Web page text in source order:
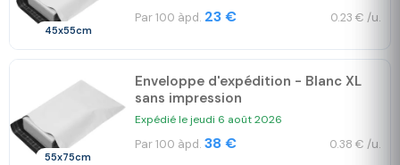
45x55cm
Par 100 àpd. 23 € 0.23 € /u.
55x75cm
Enveloppe d'expédition - Blanc XL
sans impression
Expédié le jeudi 6 août 2026
Par 100 àpd. 38 € 0.38 € /u.